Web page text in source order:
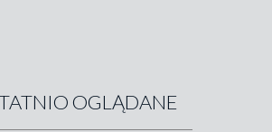
OGLĄDANE